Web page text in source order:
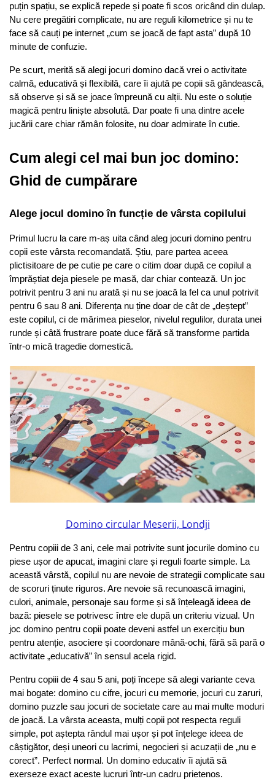
puțin spațiu, se explică repede și poate fi scos oricând din dulap.
Nu cere pregătiri complicate, nu are reguli kilometrice și nu te
face să cauți pe internet „cum se joacă de fapt asta” după 10
minute de confuzie.
Pe scurt, merită să alegi jocuri domino dacă vrei o activitate
calmă, educativă și flexibilă, care îi ajută pe copii să gândească,
să observe și să se joace împreună cu alții. Nu este o soluție
magică pentru liniște absolută. Dar poate fi una dintre acele
jucării care chiar rămân folosite, nu doar admirate în cutie.
Cum alegi cel mai bun joc domino:
Ghid de cumpărare
Alege jocul domino în funcție de vârsta copilului
Primul lucru la care m-aș uita când aleg jocuri domino pentru
copii este vârsta recomandată. Știu, pare partea aceea
plictisitoare de pe cutie pe care o citim doar după ce copilul a
împrăștiat deja piesele pe masă, dar chiar contează. Un joc
potrivit pentru 3 ani nu arată și nu se joacă la fel ca unul potrivit
pentru 6 sau 8 ani. Diferența nu ține doar de cât de „deștept”
este copilul, ci de mărimea pieselor, nivelul regulilor, durata unei
runde și câtă frustrare poate duce fără să transforme partida
într-o mică tragedie domestică.
Domino circular Meserii, Londji
Pentru copiii de 3 ani, cele mai potrivite sunt jocurile domino cu
piese ușor de apucat, imagini clare și reguli foarte simple. La
această vârstă, copilul nu are nevoie de strategii complicate sau
de scoruri ținute riguros. Are nevoie să recunoască imagini,
culori, animale, personaje sau forme și să înțeleagă ideea de
bază: piesele se potrivesc între ele după un criteriu vizual. Un
joc domino pentru copii poate deveni astfel un exercițiu bun
pentru atenție, asociere și coordonare mână-ochi, fără să pară o
activitate „educativă” în sensul acela rigid.
Pentru copiii de 4 sau 5 ani, poți începe să alegi variante ceva
mai bogate: domino cu cifre, jocuri cu memorie, jocuri cu zaruri,
domino puzzle sau jocuri de societate care au mai multe moduri
de joacă. La vârsta aceasta, mulți copii pot respecta reguli
simple, pot aștepta rândul mai ușor și pot înțelege ideea de
câștigător, deși uneori cu lacrimi, negocieri și acuzații de „nu e
corect”. Perfect normal. Un domino educativ îi ajută să
exerseze exact aceste lucruri într-un cadru prietenos.